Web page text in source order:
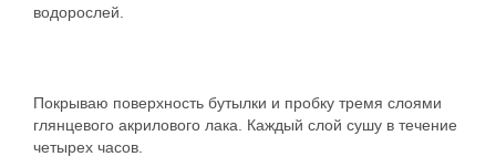
водорослей.
Покрываю поверхность бутылки и пробку тремя слоями
глянцевого акрилового лака. Каждый слой сушу в течение
четырех часов.